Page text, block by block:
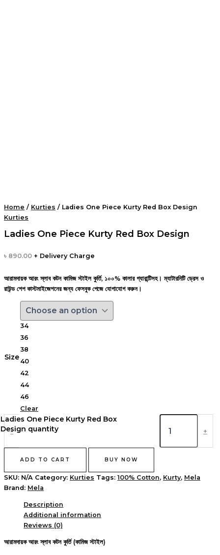
Home / Kurties / Ladies One Piece Kurty Red Box Design
Kurties
Ladies One Piece Kurty Red Box Design
৳ 890.00 + Delivery Charge
আরামদায়ক আরং স্লাব কটন কামিজ স্টাইল কুর্তি, ১০০% কালার গ্যারান্টিসহ। ম্যাটারনিটি ড্রেস ও
রাউন্ড শেপ কাস্টমাইজেশনের জন্য ফেসবুক পেজে যোগাযোগ করুন।
Size
34
36
38
40
42
44
46
Clear
-
Ladies One Piece Kurty Red Box
Design quantity
+
ADD TO CART BUY NOW
SKU: N/A Category: Kurties Tags: 100% Cotton, Kurty, Mela
Brand: Mela
Description
Additional information
Reviews (0)
আরামদায়ক আরং স্লাব কটন কুর্তি (কামিজ স্টাইল)